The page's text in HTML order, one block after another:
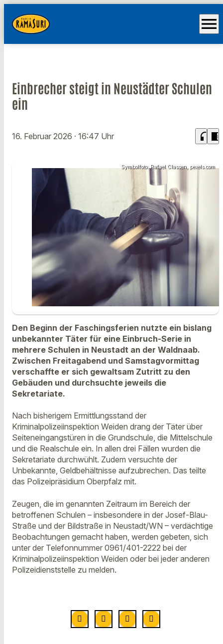
menu
Einbrecher steigt in Neustädter Schulen
ein
16. Februar 2026 · 16:47 Uhr headphones chrome_reader_mode
Symbolfoto: Rafael Classen, pexels.com
Den Beginn der Faschingsferien nutzte ein bislang
unbekannter Täter für eine Einbruch-Serie in
mehrere Schulen in Neustadt an der Waldnaab.
Zwischen Freitagabend und Samstagvormittag
verschaffte er sich gewaltsam Zutritt zu den
Gebäuden und durchsuchte jeweils die
Sekretariate.
Nach bisherigem Ermittlungsstand der
Kriminalpolizeiinspektion Weiden drang der Täter über
Seiteneingangstüren in die Grundschule, die Mittelschule
und die Realschule ein. In allen drei Fällen wurden die
Sekretariate durchwühlt. Zudem versuchte der
Unbekannte, Geldbehältnisse aufzubrechen. Das teilte
das Polizeipräsidium Oberpfalz mit.
Zeugen, die im genannten Zeitraum im Bereich der
betroffenen Schulen – insbesondere in der Josef-Blau-
Straße und der Bildstraße in Neustadt/WN – verdächtige
Beobachtungen gemacht haben, werden gebeten, sich
unter der Telefonnummer 0961/401-2222 bei der
Kriminalpolizeiinspektion Weiden oder bei jeder anderen
Polizeidienststelle zu melden.